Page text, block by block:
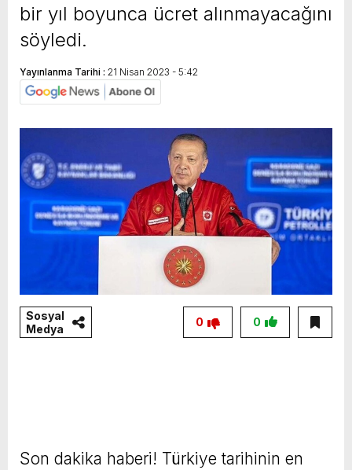
bir yıl boyunca ücret alınmayacağını
söyledi.
Yayınlanma Tarihi : 21 Nisan 2023 - 5:42
Sosyal
Medya
0
0
Son dakika haberi! Türkiye tarihinin en